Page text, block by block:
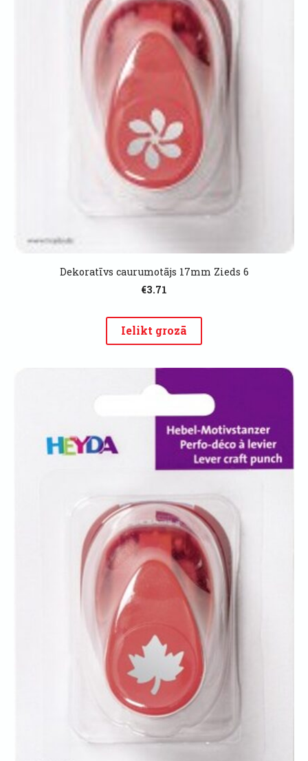
Dekoratīvs caurumotājs 17mm Zieds 6
€3.71
Ielikt grozā